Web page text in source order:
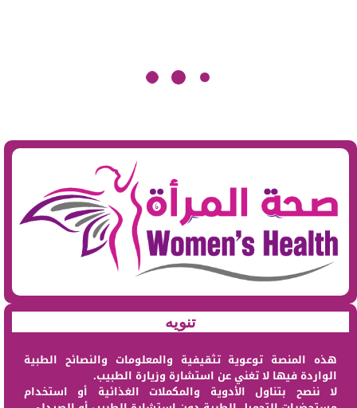
تنويه
هذه المنصة توعوية تثقيفية والمعلومات والنصائح الطبية
الواردة فيها لا تغني عن استشارة وزيارة الطبيب.
لا ننصح بتناول الأدوية والمكملات الغذائية أو استخدام